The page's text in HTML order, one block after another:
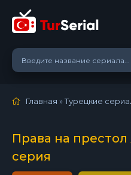
Главная »Турецкие
Права на
серия